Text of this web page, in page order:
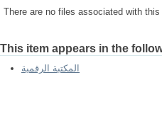
There are no files associated with this
This item appears in the
المكتبة الرقمية